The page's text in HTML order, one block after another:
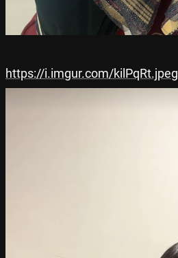
https://i.imgur.com/kilPqRt.jpeg